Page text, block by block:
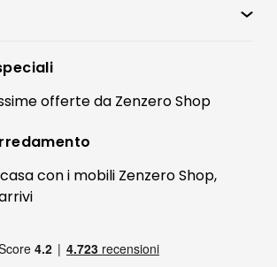
offerteda Zenzero Shop
con i mobili Zenzero Shop,